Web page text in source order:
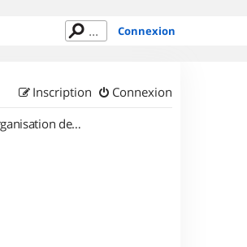
Connexion
Connexion
Inscription
Organisation de sorties en région Provence Alpes Côte d'Azur